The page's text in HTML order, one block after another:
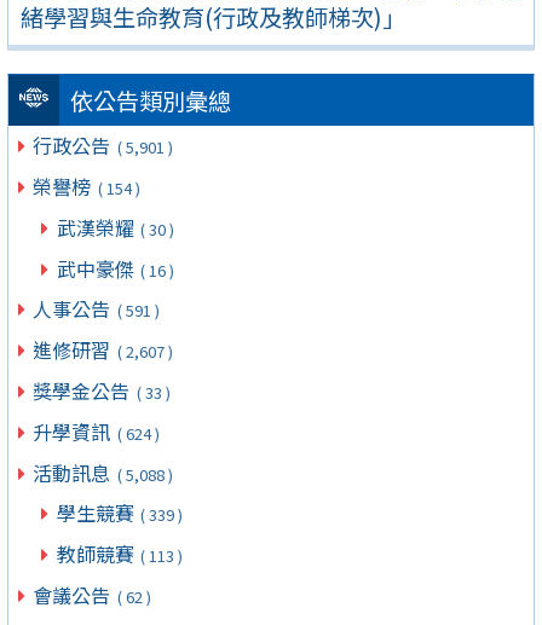
緒學習與生命教育(行政及教師梯次)」
依公告類別彙總
行政公告 ( 5,901 )
榮譽榜 ( 154 )
武漢榮耀 ( 30 )
武中豪傑 ( 16 )
人事公告 ( 591 )
進修研習 ( 2,607 )
獎學金公告 ( 33 )
升學資訊 ( 624 )
活動訊息 ( 5,088 )
學生競賽 ( 339 )
教師競賽 ( 113 )
會議公告 ( 62 )